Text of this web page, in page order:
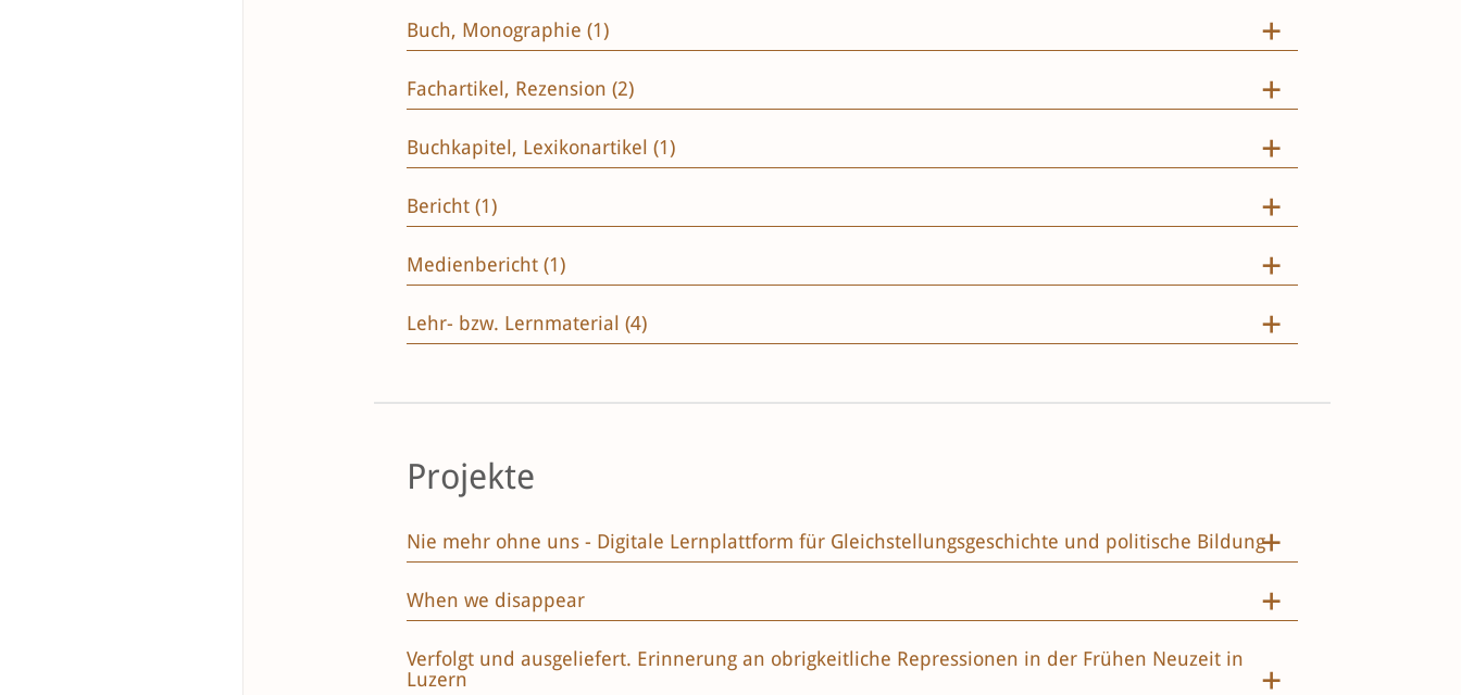
Buch, Monographie (1)
Fachartikel, Rezension (2)
Buchkapitel, Lexikonartikel (1)
Bericht (1)
Medienbericht (1)
Lehr- bzw. Lernmaterial (4)
Projekte
Nie mehr ohne uns - Digitale Lernplattform für Gleichstellungsgeschichte und politische Bildung
When we disappear
Verfolgt und ausgeliefert. Erinnerung an obrigkeitliche Repressionen in der Frühen Neuzeit in
Luzern